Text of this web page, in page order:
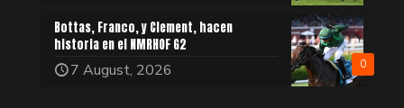
0
Bottas, Franco, y Clement, hacen
historia en el NMRHOF G2
7 August, 2026